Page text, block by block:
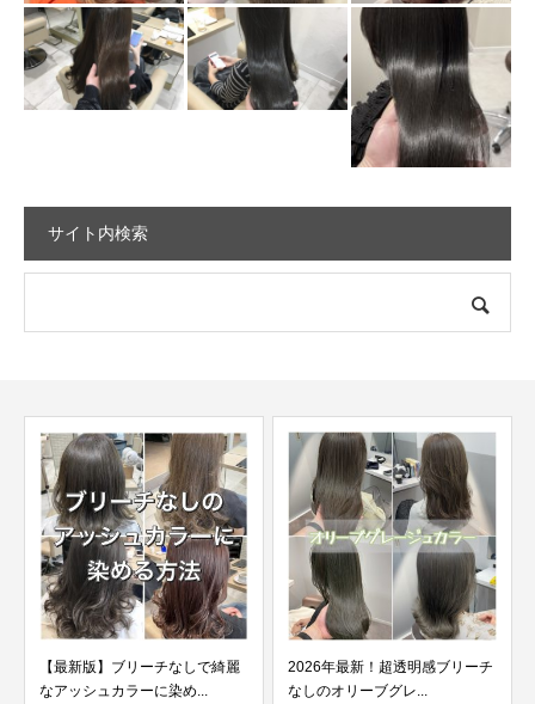
サイト内検索
2026年最新！超透明感ブリーチ
なしのオリーブグレ...
【最新版】ブリーチなしで染め
る濃いグレーカラー９ス...